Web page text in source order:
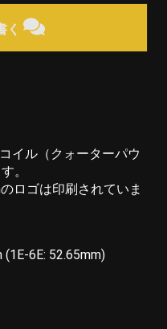
く
イル（クォーターパウ
。
ロゴは印刷されていま
6E: 52.65mm)